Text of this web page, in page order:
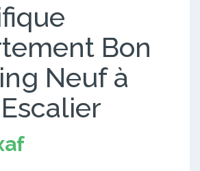
Bon
Neuf à